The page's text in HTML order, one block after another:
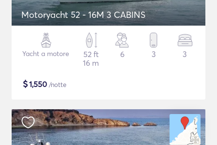
Motoryacht 52 - 16M 3 CABINS
Yacht a motore
52 ft
16 m
6 3 3
$1,550 /notte